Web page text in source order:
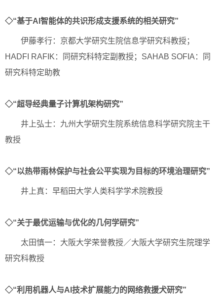
◇“基于AI智能体的共识形成支援系统的相关研究”
伊藤孝行：京都大学研究生院信息学研究科教授；
HADFI RAFIK：同研究科特定副教授；SAHAB SOFIA：同
研究科特定助教
◇“超导经典量子计算机架构研究”
井上弘士：九州大学研究生院系统信息科学研究院主干
教授
◇“以热带雨林保护与社会公平实现为目标的环境治理研究”
井上真：早稻田大学人类科学学术院教授
◇“关于最优运输与优化的几何学研究”
太田慎一：大阪大学荣誉教授／大阪大学研究生院理学
研究科教授
◇“利用机器人与AI技术扩展能力的网络救援犬研究”